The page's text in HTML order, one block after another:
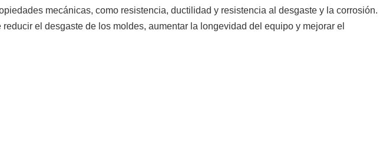
mecánicas, como resistencia, ductilidad y resistencia al desgaste y la corrosión.
el desgaste de los moldes, aumentar la longevidad del equipo y mejorar el